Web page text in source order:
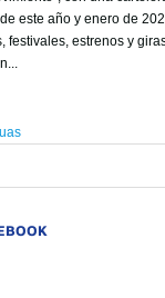
este año y enero de
festivales, estrenos y